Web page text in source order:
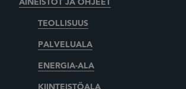
AINEISTOT JA OHJEET
TEOLLISUUS
PALVELUALA
ENERGIA-ALA
KIINTEISTÖALA